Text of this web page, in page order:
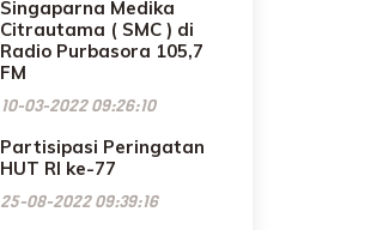
Singaparna Medika
Citrautama ( SMC ) di
Radio Purbasora 105,7
FM
10-03-2022 09:26:10
Partisipasi Peringatan
HUT RI ke-77
25-08-2022 09:39:16